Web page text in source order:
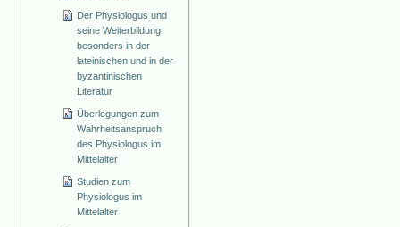
Der Physiologus und
seine Weiterbildung,
besonders in der
lateinischen und in der
byzantinischen
Literatur
Überlegungen zum
Wahrheitsanspruch
des Physiologus im
Mittelalter
Studien zum
Physiologus im
Mittelalter